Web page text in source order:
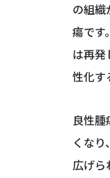
の組織
瘍です
は再発
性化す
良性腫
くな
広げら